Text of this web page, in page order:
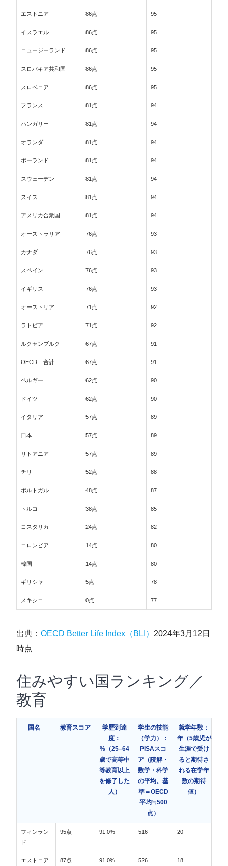
エストニア 86点 95
イスラエル 86点 95
ニュージーランド 86点 95
スロバキア共和国 86点 95
スロベニア 86点 95
フランス 81点 94
ハンガリー 81点 94
オランダ 81点 94
ポーランド 81点 94
スウェーデン 81点 94
スイス 81点 94
アメリカ合衆国 81点 94
オーストラリア 76点 93
カナダ 76点 93
スペイン 76点 93
イギリス 76点 93
オーストリア 71点 92
ラトビア 71点 92
ルクセンブルク 67点 91
OECD – 合計 67点 91
ベルギー 62点 90
ドイツ 62点 90
イタリア 57点 89
日本 57点 89
リトアニア 57点 89
チリ 52点 88
ポルトガル 48点 87
トルコ 38点 85
コスタリカ 24点 82
コロンビア 14点 80
韓国 14点 80
ギリシャ 5点 78
メキシコ 0点 77
出典： OECD Better Life Index（BLI） 2024年3月12日
時点
住みやすい国ランキング／
教育
国名 教育スコア
学歴到達
度：
%（25–64
歳で高等中
等教育以上
を修了した
人）
学生の技能
（学力）：
PISAスコ
ア（読解・
数学・科学
の平均。基
準＝OECD
平均≒500
点）
就学年数：
年（5歳児が
生涯で受け
ると期待さ
れる在学年
数の期待
値）
フィンラン
ド
95点 91.0% 516 20
エストニア 87点 91.0% 526 18